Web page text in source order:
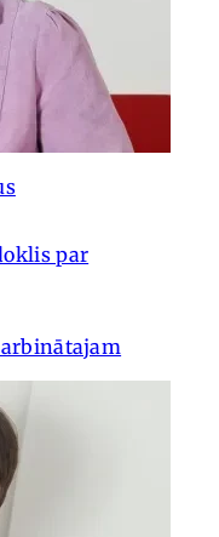
par